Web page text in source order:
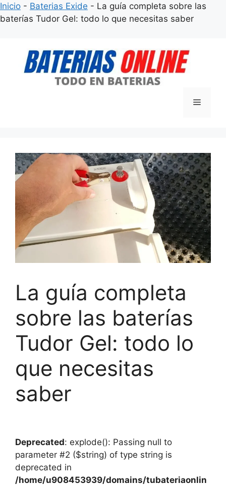
Inicio - Baterias Exide - La guía completa sobre las
baterías Tudor Gel: todo lo que necesitas saber
contenido
Menú
La guía completa
sobre las baterías
Tudor Gel: todo lo
que necesitas
saber
Deprecated: explode(): Passing null to
parameter #2 ($string) of type string is
deprecated in
/home/u908453939/domains/tubateriaonlin